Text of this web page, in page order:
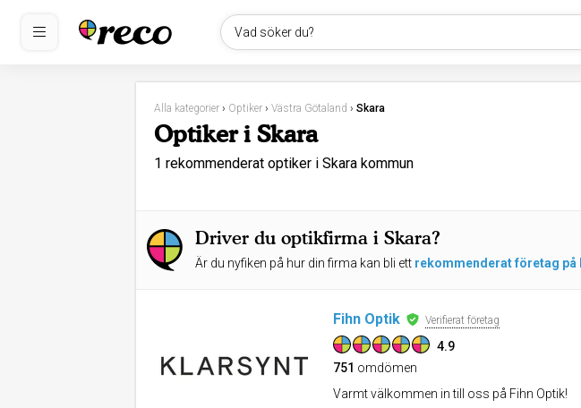
Vad söker du?
Alla kategorier › Optiker › Västra Götaland › Skara
Optiker i Skara
1 rekommenderat optiker i Skara kommun
Driver du optikfirma i Skara?
Är du nyfiken på hur din firma kan bli ett rekommenderat företag på
Fihn Optik Verifierat företag
4.9
751 omdömen
Varmt välkommen in till oss på Fihn Optik!